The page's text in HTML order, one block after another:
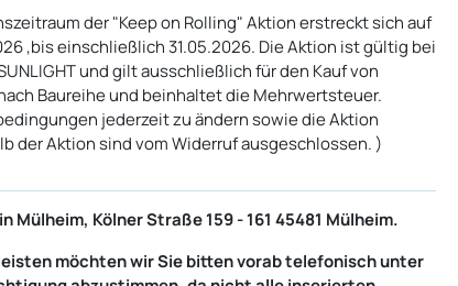
der "Keep on Rolling" Aktion erstreckt sich auf
,bis einschließlich 31.05.2026. Die Aktion ist gültig bei
und gilt ausschließlich für den Kauf von
Baureihe und beinhaltet die Mehrwertsteuer.
jederzeit zu ändern sowie die Aktion
der Aktion sind vom Widerruf ausgeschlossen. )
Mülheim, Kölner Straße 159 - 161 45481 Mülheim.
möchten wir Sie bitten vorab telefonisch unter